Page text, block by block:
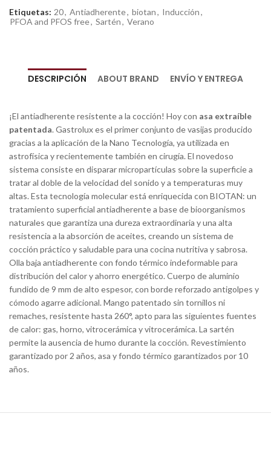
Etiquetas: 20, Antiadherente, biotan, Inducción,
PFOA and PFOS free, Sartén, Verano
DESCRIPCIÓN ABOUT BRAND ENVÍO Y ENTREGA
¡El antiadherente resistente a la cocción! Hoy con asa extraíble
patentada. Gastrolux es el primer conjunto de vasijas producido
gracias a la aplicación de la Nano Tecnología, ya utilizada en
astrofísica y recientemente también en cirugía. El novedoso
sistema consiste en disparar micropartículas sobre la superficie a
tratar al doble de la velocidad del sonido y a temperaturas muy
altas. Esta tecnología molecular está enriquecida con BIOTAN: un
tratamiento superficial antiadherente a base de bioorganismos
naturales que garantiza una dureza extraordinaria y una alta
resistencia a la absorción de aceites, creando un sistema de
cocción práctico y saludable para una cocina nutritiva y sabrosa.
Olla baja antiadherente con fondo térmico indeformable para
distribución del calor y ahorro energético. Cuerpo de aluminio
fundido de 9 mm de alto espesor, con borde reforzado antigolpes y
cómodo agarre adicional. Mango patentado sin tornillos ni
remaches, resistente hasta 260°, apto para las siguientes fuentes
de calor: gas, horno, vitrocerámica y vitrocerámica. La sartén
permite la ausencia de humo durante la cocción. Revestimiento
garantizado por 2 años, asa y fondo térmico garantizados por 10
años.